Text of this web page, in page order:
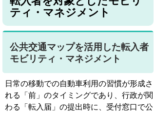
ティ・マネジメント
公共交通マップを活用した転入者
モビリティ・マネジメント
日常の移動での自動車利用の習慣が形成さ
れる「前」のタイミングであり、行政が関
わる「転入届」の提出時に、受付窓口で公